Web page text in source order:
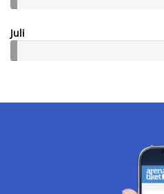
Juli